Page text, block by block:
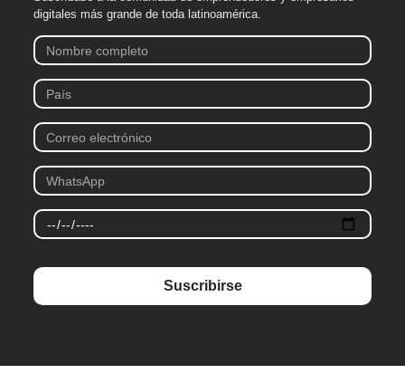
digitales más grande de toda latinoamérica.
Suscribirse